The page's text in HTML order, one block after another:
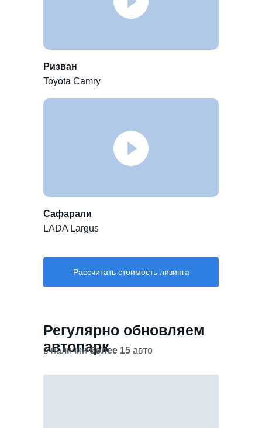
Ризван
Toyota Camry
Сафарали
LADA Largus
Рассчитать стоимость лизинга
Регулярно обновляем
автопарк
в наличииболее 15 авто